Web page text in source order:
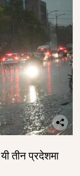
तीन प्रदेशमा